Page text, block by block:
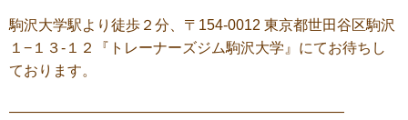
駒沢大学駅より徒歩２分、〒154-0012 東京都世田谷区駒沢
１−１３-１２『トレーナーズジム駒沢大学』にてお待ちし
ております。
———————————————————————